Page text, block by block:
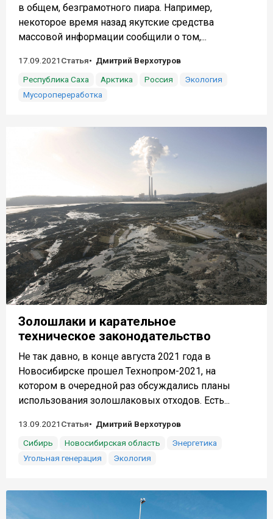
в общем, безграмотного пиара. Например,
некоторое время назад якутские средства
массовой информации сообщили о том,...
17.09.2021 Статья
Дмитрий Верхотуров
Республика Саха
Арктика Россия
Экология
Мусоропереработка
Золошлаки и карательное
техническое законодательство
Не так давно, в конце августа 2021 года в
Новосибирске прошел Технопром-2021, на
котором в очередной раз обсуждались планы
использования золошлаковых отходов. Есть...
13.09.2021 Статья
Дмитрий Верхотуров
Сибирь
Новосибирская область
Энергетика
Угольная генерация
Экология